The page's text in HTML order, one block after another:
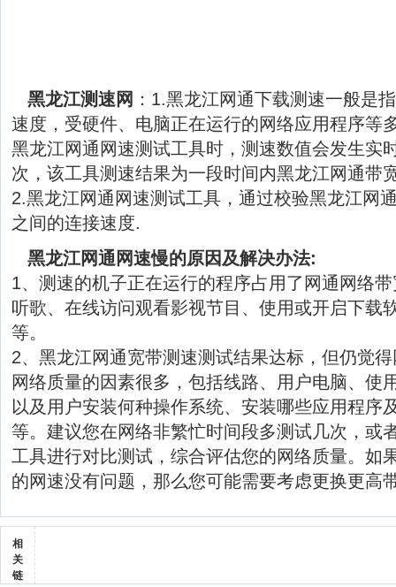
黑龙江测速网 ：1.黑龙江网通下载测速一般是
速度，受硬件、电脑正在运行的网络应用程序等
黑龙江网通网速测试工具时，测速数值会发生实
次，该工具测速结果为一段时间内黑龙江网通带
2.黑龙江网通网速测试工具，通过校验黑龙江网
之间的连接速度.
黑龙江网通网速慢的原因及解决办法:
1、测速的机子正在运行的程序占用了网通网络
听歌、在线访问观看影视节目、使用或开启下载
等。
2、黑龙江网通宽带测速测试结果达标，但仍觉
网络质量的因素很多，包括线路、用户电脑、使
以及用户安装何种操作系统、安装哪些应用程序
等。建议您在网络非繁忙时间段多测试几次，或
工具进行对比测试，综合评估您的网络质量。如
的网速没有问题，那么您可能需要考虑更换更高
相
关
链